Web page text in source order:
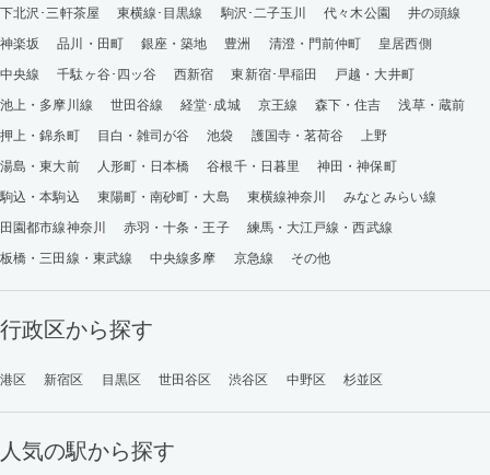
下北沢･三軒茶屋
東横線･目黒線 駒沢･二子玉川 代々木公園
井の頭線
神楽坂
品川・田町 銀座・築地 豊洲 清澄・門前仲町
皇居西側
中央線
千駄ヶ谷･四ッ谷 西新宿 東新宿･早稲田
戸越・大井町
池上・多摩川線
世田谷線 経堂･成城 京王線 森下・住吉
浅草・蔵前
押上・錦糸町
目白・雑司が谷 池袋 護国寺・茗荷谷
上野
湯島・東大前
人形町・日本橋 谷根千・日暮里
神田・神保町
駒込・本駒込
東陽町・南砂町・大島 東横線神奈川
みなとみらい線
田園都市線神奈川
赤羽・十条・王子
練馬・大江戸線・西武線
板橋・三田線・東武線
中央線多摩 京急線 その他
行政区から探す
港区 新宿区 目黒区 世田谷区 渋谷区 中野区 杉並区
人気の駅から探す